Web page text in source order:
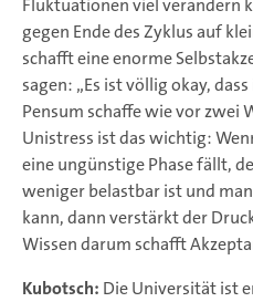
Fluktuationen viel verändern
gegen Ende des Zyklus auf
schafft eine enorme
sagen: „Es ist völlig okay,
Pensum schaffe wie vor zwei
Unistress ist das wichtig:
eine ungünstige Phase fällt,
weniger belastbar ist und
kann, dann verstärkt der
Wissen darum schafft
Kubotsch: Die Universität ist